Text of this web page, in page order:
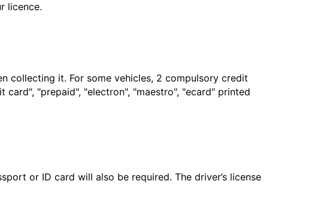
licence.
collecting it. For some vehicles, 2 compulsory credit
"prepaid", "electron", "maestro", "ecard" printed
or ID card will also be required. The driver’s license